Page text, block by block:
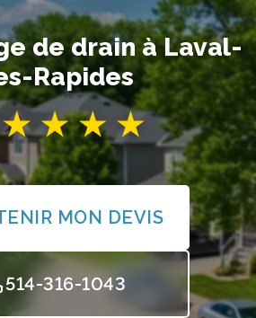
de drain à Laval-
Rapides
MON DEVIS
514-316-1043